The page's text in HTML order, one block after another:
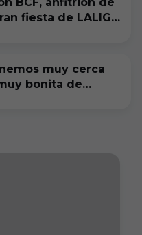
fiesta de LALIGA
muy cerca
bonita de